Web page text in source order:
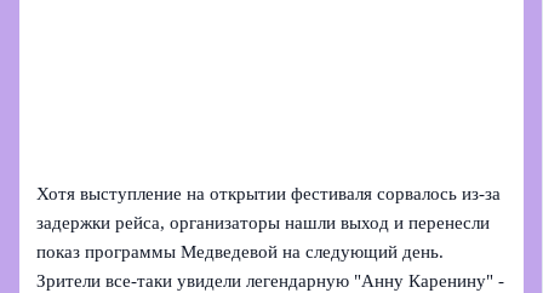
Хотя выступление на открытии фестиваля сорвалось из-за
задержки рейса, организаторы нашли выход и перенесли
показ программы Медведевой на следующий день.
Зрители все-таки увидели легендарную "Анну Каренину" -